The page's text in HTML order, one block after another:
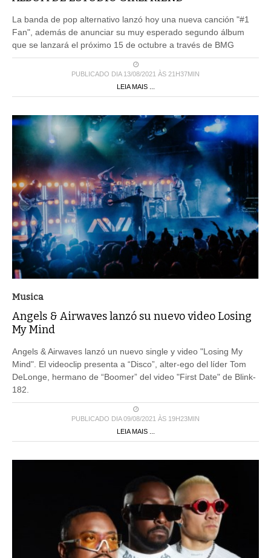
Fan", además de anunciar su muy esperado segundo álbum
que se lanzará el próximo 15 de octubre a través de BMG
PUBLICADO DIA 13/08/2021 ÀS 21H37MIN
LEIA MAIS ...
Angels & Airwaves lanzó su nuevo video Losing
My Mind
Angels & Airwaves lanzó un nuevo single y video "Losing My
Mind". El videoclip presenta a “Disco”, alter-ego del líder Tom
DeLonge, hermano de “Boomer” del video "First Date" de Blink-
182.
PUBLICADO DIA 09/08/2021 ÀS 19H23MIN
LEIA MAIS ...